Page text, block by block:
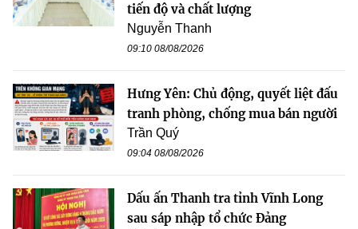
tiến độ và chất lượng
Nguyễn Thanh
09:10 08/08/2026
Hưng Yên: Chủ động, quyết liệt đấu
tranh phòng, chống mua bán người
Trần Quý
09:04 08/08/2026
Dấu ấn Thanh tra tỉnh Vĩnh Long
sau sáp nhập tổ chức Đảng